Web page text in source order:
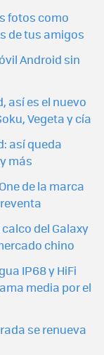
fotos como
de tus amigos
Android sin
así es el nuevo
Vegeta y cía
así queda
más
de la marca
del Galaxy
chino
IP68 y HiFi
media por el
se renueva